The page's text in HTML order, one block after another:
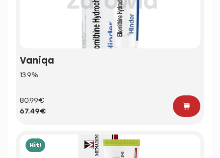
Vaniqa
13.9%
80.99€
67.49€
Hit!